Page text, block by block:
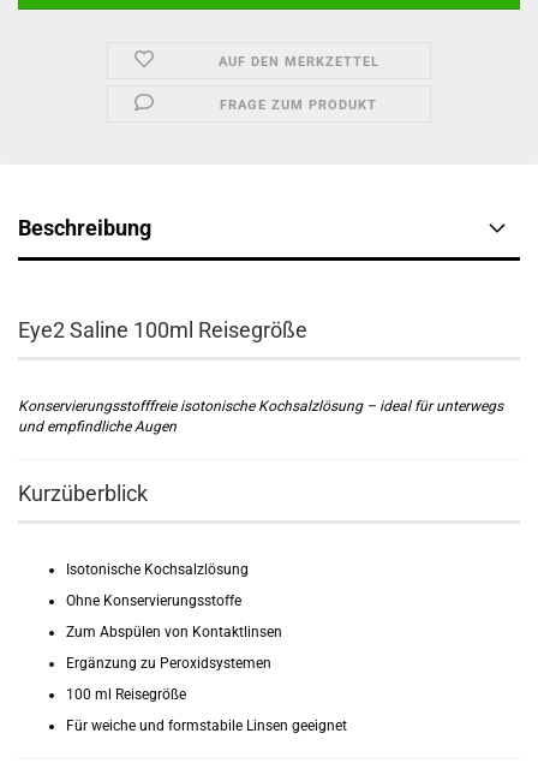
AUF DEN MERKZETTEL
FRAGE ZUM PRODUKT
Beschreibung
Eye2 Saline 100ml Reisegröße
Konservierungsstofffreie isotonische Kochsalzlösung – ideal für unterwegs
und empfindliche Augen
Kurzüberblick
Isotonische Kochsalzlösung
Ohne Konservierungsstoffe
Zum Abspülen von Kontaktlinsen
Ergänzung zu Peroxidsystemen
100 ml Reisegröße
Für weiche und formstabile Linsen geeignet